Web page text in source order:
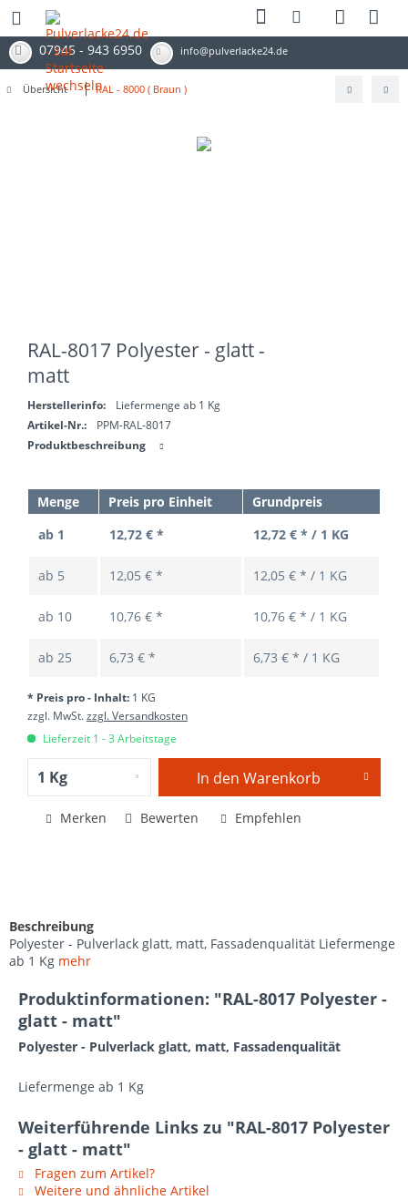
07945 - 943 6950 info@pulverlacke24.de
Übersicht RAL - 8000 ( Braun )
RAL-8017 Polyester - glatt -
matt
Herstellerinfo:
Liefermenge ab 1 Kg
Artikel-Nr.:
PPM-RAL-8017
Produktbeschreibung
Menge Preis pro Einheit
Grundpreis
ab 1
12,72 € * 12,72 € * / 1 KG
ab 5 12,05 € * 12,05 € * / 1 KG
ab 10 10,76 € * 10,76 € * / 1 KG
ab 25 6,73 € * 6,73 € * / 1 KG
* Preis pro - Inhalt: 1 KG
zzgl. MwSt.zzgl. Versandkosten
Lieferzeit 1 - 3 Arbeitstage
In den Warenkorb
Merken Bewerten Empfehlen
Beschreibung
Polyester - Pulverlack glatt, matt, Fassadenqualität Liefermenge
ab 1 Kg mehr
Produktinformationen: "RAL-8017 Polyester -
glatt - matt"
Polyester - Pulverlack glatt, matt, Fassadenqualität
Liefermenge ab 1 Kg
Weiterführende Links zu "RAL-8017 Polyester
- glatt - matt"
Fragen zum Artikel?
Weitere und ähnliche Artikel